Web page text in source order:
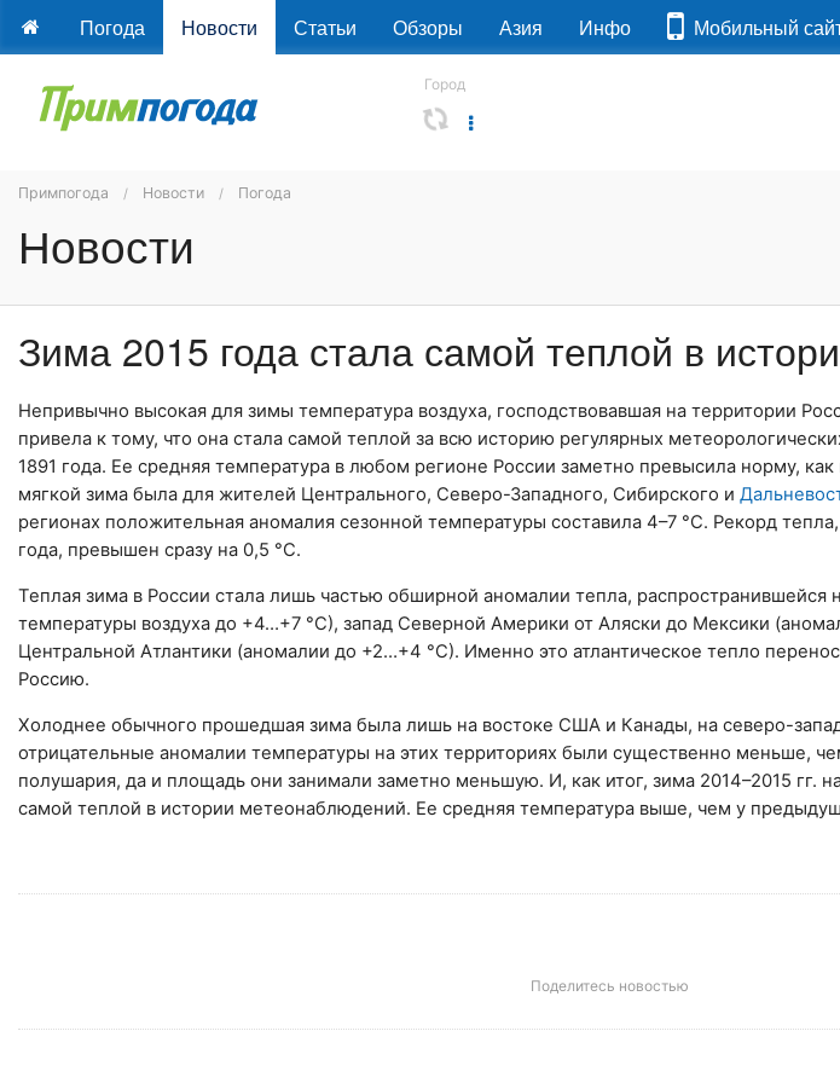
Погода Новости Статьи Обзоры Азия Инфо Мобильный
Город
Примпогода Новости Погода
Новости
Зима 2015 года стала самой теплой в
Непривычно высокая для зимы температура воздуха, господствовавшая на территории
привела к тому, что она стала самой теплой за всю историю регулярных
1891 года. Ее средняя температура в любом регионе России заметно превысила норму,
мягкой зима была для жителей Центрального, Северо-Западного, Сибирского и
регионах положительная аномалия сезонной температуры составила 4–7 °С. Рекорд
года, превышен сразу на 0,5 °С.
Теплая зима в России стала лишь частью обширной аномалии тепла, распространившейся
температуры воздуха до +4…+7 °С), запад Северной Америки от Аляски до Мексики
Центральной Атлантики (аномалии до +2…+4 °С). Именно это атлантическое тепло
Россию.
Холоднее обычного прошедшая зима была лишь на востоке США и Канады, на северо-
отрицательные аномалии температуры на этих территориях были существенно меньше,
полушария, да и площадь они занимали заметно меньшую. И, как итог, зима 2014–2015 гг.
самой теплой в истории метеонаблюдений. Ее средняя температура выше, чем у
Поделитесь новостью